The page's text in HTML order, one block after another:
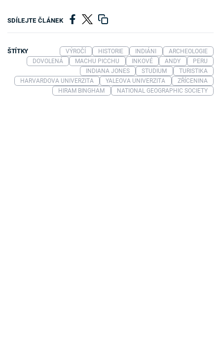
SDÍLEJTE ČLÁNEK
ŠTÍTKY VÝROČÍ HISTORIE INDIÁNI
ARCHEOLOGIE
DOVOLENÁ
MACHU PICCHU INKOVÉ ANDY
PERU
INDIANA JONES
STUDIUM
TURISTIKA
HARVARDOVA UNIVERZITA
YALEOVA UNIVERZITA
ZŘÍCENINA
HIRAM BINGHAM
NATIONAL GEOGRAPHIC SOCIETY